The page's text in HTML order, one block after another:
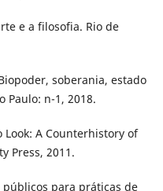
e a filosofia. Rio de
soberania, estado
Paulo: n-1, 2018.
Look: A Counterhistory of
Press, 2011.
públicos para práticas de